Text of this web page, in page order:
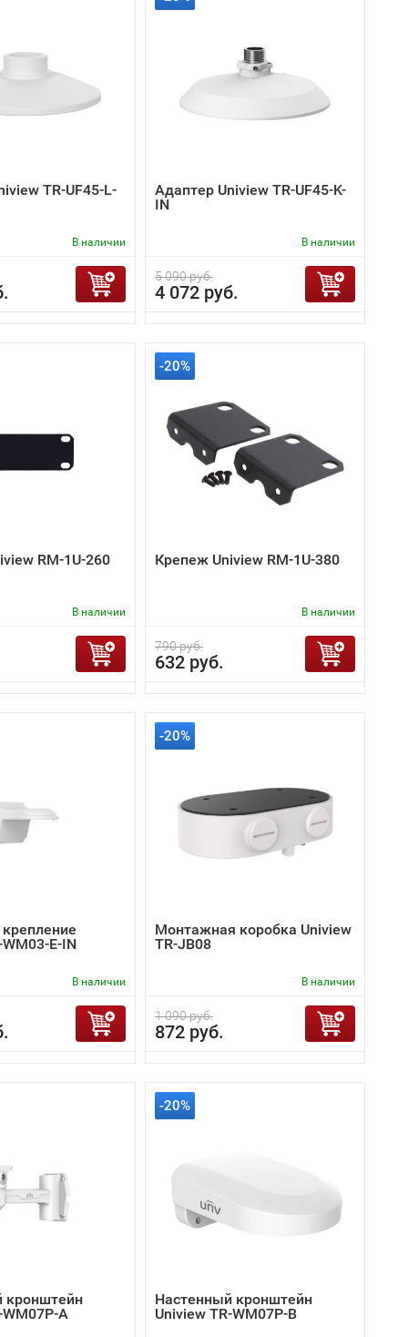
TR-UF45-L-
В наличии
Адаптер Uniview TR-UF45-K-
IN
В наличии
5 090 руб.
4 072 руб.
RM-1U-260
В наличии
-20%
Крепеж Uniview RM-1U-380
В наличии
790 руб.
632 руб.
E-IN
В наличии
-20%
Монтажная коробка Uniview
TR-JB08
В наличии
1 090 руб.
872 руб.
кронштейн
A
-20%
Настенный кронштейн
Uniview TR-WM07P-B